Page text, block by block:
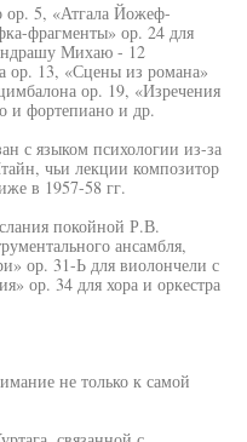
ор. 5, «Атгала Йожеф-
фрагменты» ор. 24 для
Михаю - 12
ор. 13, «Сцены из романа»
ор. 19, «Изречения
и фортепиано и др.
с языком психологии из-за
чьи лекции композитор
в 1957-58 гг.
покойной Р.В.
ансамбля,
ор. 31-Ь для виолончели с
ор. 34 для хора и оркестра
не только к самой